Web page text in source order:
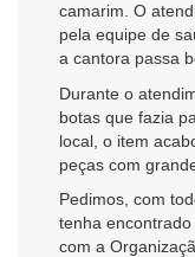
camarim. O
pela equipe de
a cantora passa
Durante o
botas que fazia
local, o item
peças com
Pedimos, com
tenha
com a